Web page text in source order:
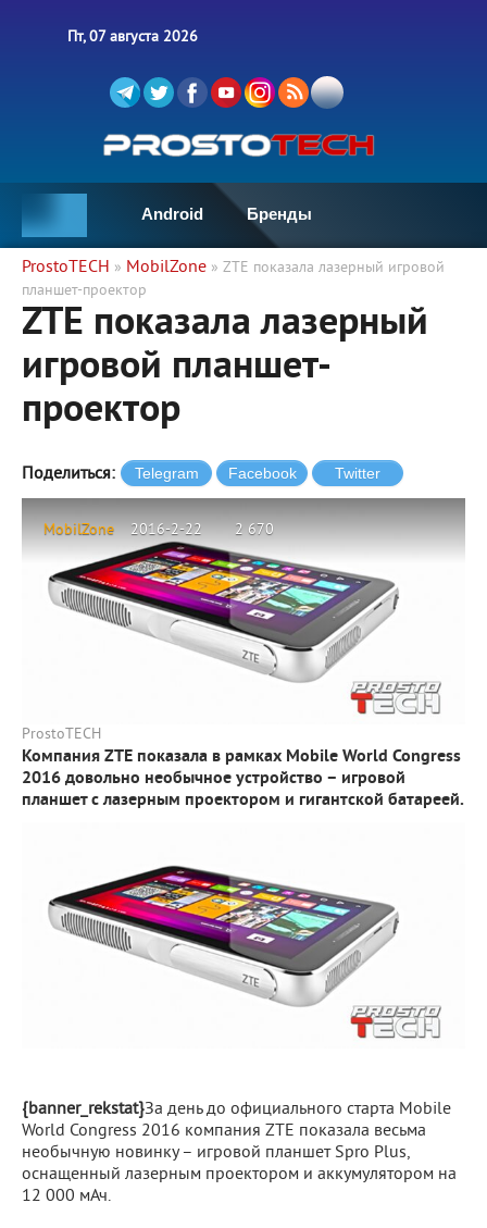
Пт, 07 августа 2026
Android Бренды
ProstoTECH » MobilZone » ZTE показала лазерный игровой
планшет-проектор
ZTE показала лазерный
игровой планшет-
проектор
Поделиться:
MobilZone 2016-2-22 2 670
ProstoTECH
Компания ZTE показала в рамках Mobile World Congress
2016 довольно необычное устройство – игровой
планшет с лазерным проектором и гигантской батареей.
{banner_rekstat}За день до официального старта Mobile
World Congress 2016 компания ZTE показала весьма
необычную новинку – игровой планшет Spro Plus,
оснащенный лазерным проектором и аккумулятором на
12 000 мАч.